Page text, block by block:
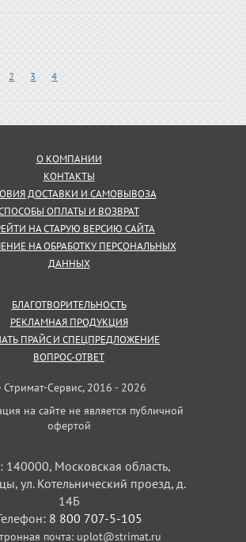
2 3 4
О КОМПАНИИ
КОНТАКТЫ
ДОСТАВКИ И САМОВЫВОЗА
ОПЛАТЫ И ВОЗВРАТ
НА СТАРУЮ ВЕРСИЮ САЙТА
НА ОБРАБОТКУ ПЕРСОНАЛЬНЫХ
ДАННЫХ
БЛАГОТВОРИТЕЛЬНОСТЬ
РЕКЛАМНАЯ ПРОДУКЦИЯ
ПРАЙС И СПЕЦПРЕДЛОЖЕНИЕ
ВОПРОС-ОТВЕТ
Сервис, 2016 - 2026
на сайте не является публичной
офертой
140000, Московская область,
ул. Котельнический проезд, д.
14Б
8 800 707-5-105
почта: uplot@strimat.ru